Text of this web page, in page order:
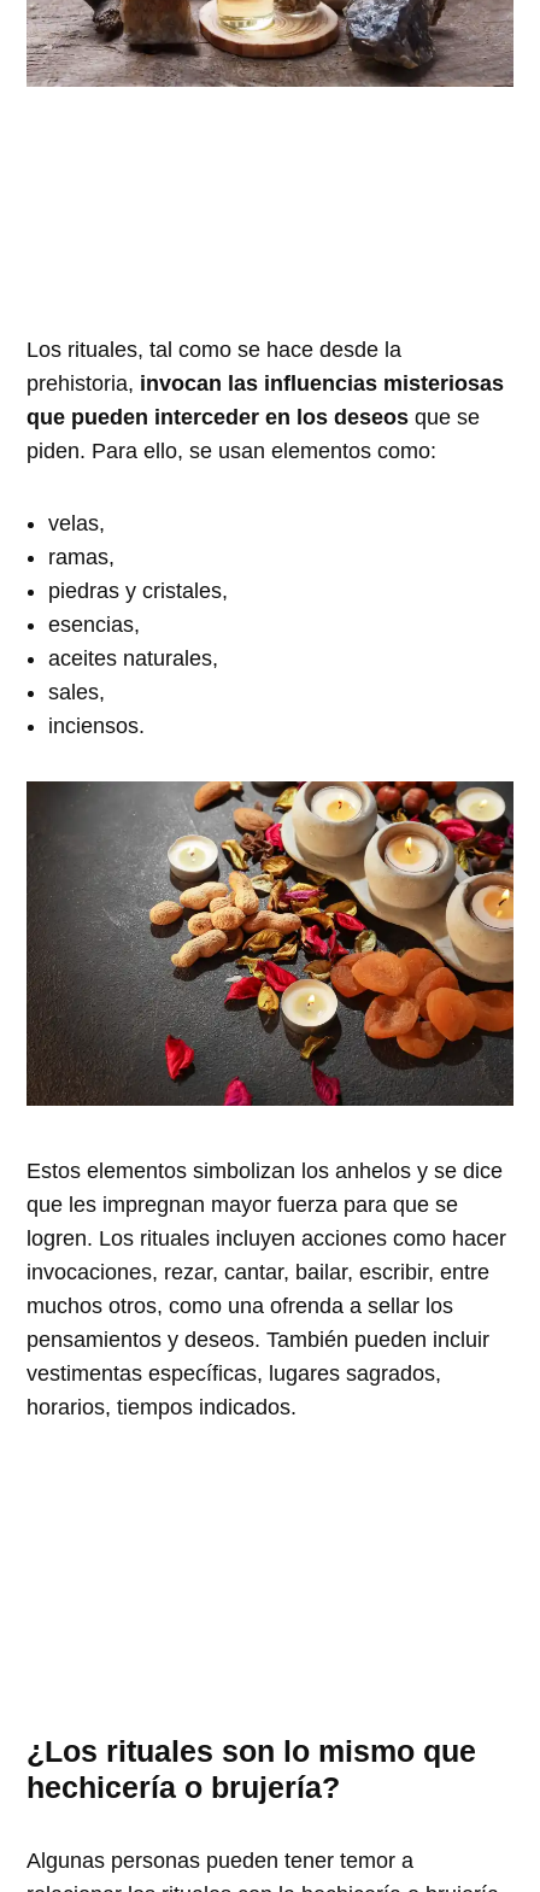
Los rituales, tal como se hace desde la
prehistoria, invocan las influencias misteriosas
que pueden interceder en los deseos que se
piden. Para ello, se usan elementos como:
velas,
ramas,
piedras y cristales,
esencias,
aceites naturales,
sales,
inciensos.
Estos elementos simbolizan los anhelos y se dice
que les impregnan mayor fuerza para que se
logren. Los rituales incluyen acciones como hacer
invocaciones, rezar, cantar, bailar, escribir, entre
muchos otros, como una ofrenda a sellar los
pensamientos y deseos. También pueden incluir
vestimentas específicas, lugares sagrados,
horarios, tiempos indicados.
¿Los rituales son lo mismo que
hechicería o brujería?
Algunas personas pueden tener temor a